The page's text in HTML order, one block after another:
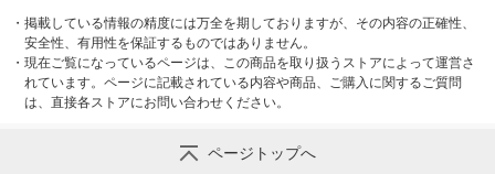
・ 掲載している情報の精度には万全を期しておりますが、その内容の正確性、
安全性、有用性を保証するものではありません。
・ 現在ご覧になっているページは、この商品を取り扱うストアによって運営さ
れています。ページに記載されている内容や商品、ご購入に関するご質問
は、直接各ストアにお問い合わせください。
ページトップへ